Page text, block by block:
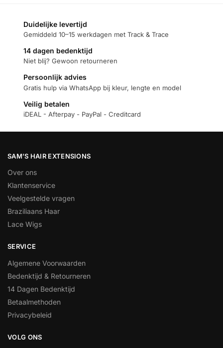
Duidelijke levertijd
Gemiddeld 10–15 werkdagen met Track & Trace
14 dagen bedenktijd
Niet blij? Gewoon retourneren
Persoonlijk advies
Gratis hulp via WhatsApp bij kleur, lengte en model
Veilig betalen
iDEAL - Afterpay - PayPal - Creditcard
SAM’S HAIR EXTENSIONS
Over ons
Klantenservice
Veelgestelde vragen
Braziliaans Haar
Lace Wigs
SERVICE
Algemene Voorwaarden
Bedenktijd & Retourneren
14 Dagen Bedenktijd
Betaalmethoden
Privacybeleid
VOLG ONS